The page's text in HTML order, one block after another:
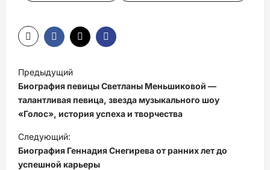
а
в
и
г
а
Предыдущий
Биография певицы Светланы Меньшиковой —
талантливая певица, звезда музыкального шоу
«Голос», история успеха и творчества
Следующий:
Биография Геннадия Снегирева от ранних лет до
успешной карьеры